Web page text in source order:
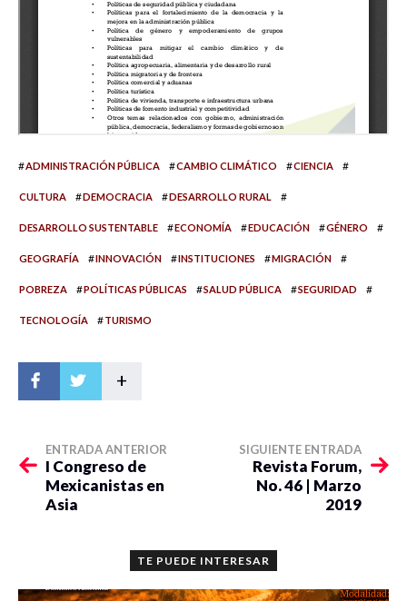
#ADMINISTRACIÓN PÚBLICA #CAMBIO CLIMÁTICO #CIENCIA #
CULTURA #DEMOCRACIA #DESARROLLO RURAL #
DESARROLLO SUSTENTABLE #ECONOMÍA #EDUCACIÓN #GÉNERO #
GEOGRAFÍA #INNOVACIÓN #INSTITUCIONES #MIGRACIÓN #
POBREZA #POLÍTICAS PÚBLICAS #SALUD PÚBLICA #SEGURIDAD #
TECNOLOGÍA #TURISMO
+
ENTRADA ANTERIOR
I Congreso de
Mexicanistas en
Asia
SIGUIENTE ENTRADA
Revista Forum,
No. 46 | Marzo
2019
TE PUEDE INTERESAR